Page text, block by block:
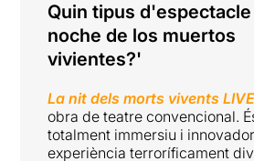
Quin tipus
noche de los muertos
vivientes?'
La nit dels morts vivents
obra de teatre convencional.
totalment immersiu i
experiència terroríficament